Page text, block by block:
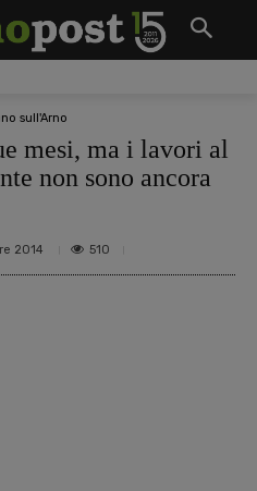
sull'Arno
mesi, ma i lavori al
non sono ancora
2014 510